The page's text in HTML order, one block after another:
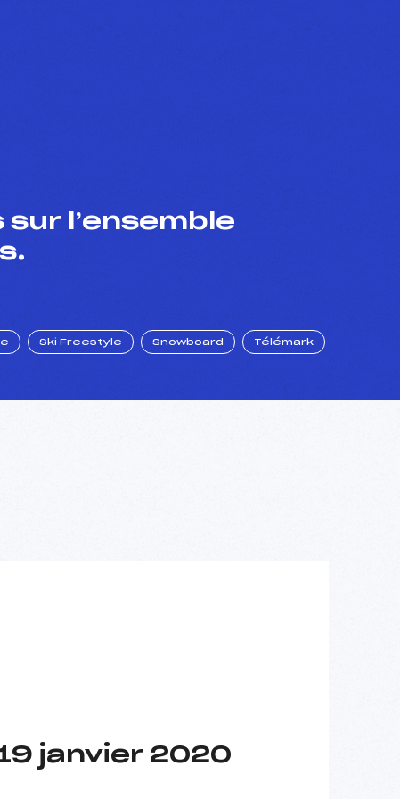
l’ensemble
Ski Freestyle Snowboard Télémark
19 janvier 2020